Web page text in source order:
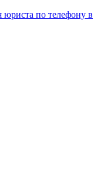
юриста по телефону в